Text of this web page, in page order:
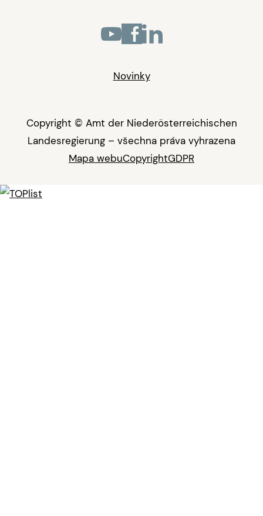
Novinky
Copyright © Amt der Niederösterreichischen
Landesregierung – všechna práva vyhrazena
Mapa webuCopyrightGDPR